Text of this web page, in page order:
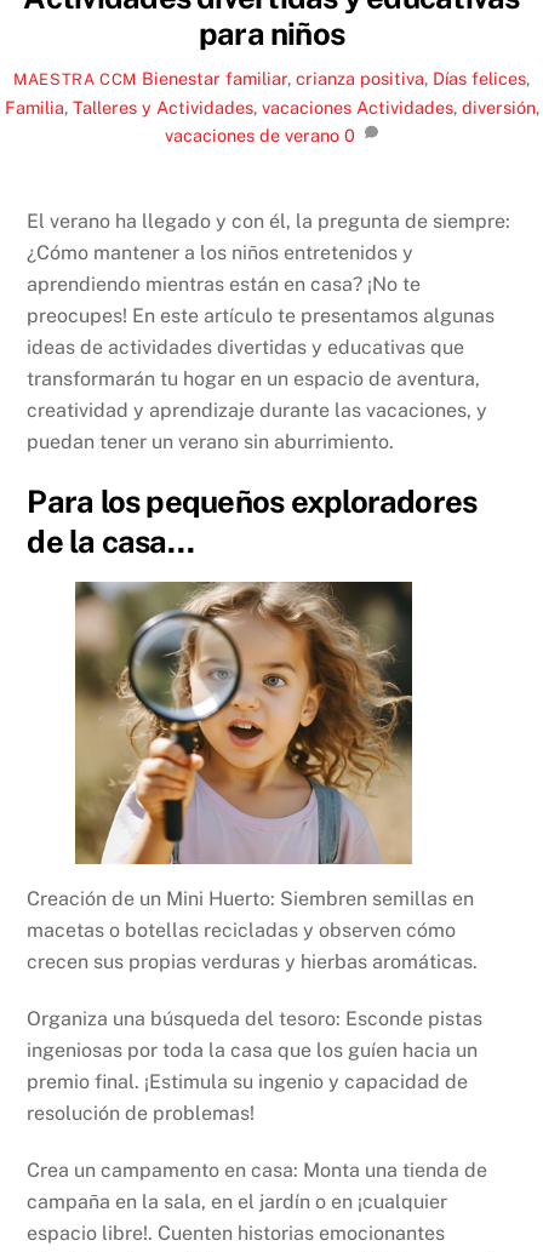
para niños
MAESTRA CCM Bienestar familiar,crianza positiva, Días felices,
Familia, Talleres y Actividades, vacaciones Actividades, diversión,
vacaciones de verano 0
El verano ha llegado y con él, la pregunta de siempre:
¿Cómo mantener a los niños entretenidos y
aprendiendo mientras están en casa? ¡No te
preocupes! En este artículo te presentamos algunas
ideas de actividades divertidas y educativas que
transformarán tu hogar en un espacio de aventura,
creatividad y aprendizaje durante las vacaciones, y
puedan tener un verano sin aburrimiento.
Para los pequeños exploradores
de la casa…
Creación de un Mini Huerto: Siembren semillas en
macetas o botellas recicladas y observen cómo
crecen sus propias verduras y hierbas aromáticas.
Organiza una búsqueda del tesoro: Esconde pistas
ingeniosas por toda la casa que los guíen hacia un
premio final. ¡Estimula su ingenio y capacidad de
resolución de problemas!
Crea un campamento en casa: Monta una tienda de
campaña en la sala, en el jardín o en ¡cualquier
espacio libre!. Cuenten historias emocionantes